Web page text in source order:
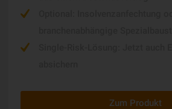
Zum Produkt